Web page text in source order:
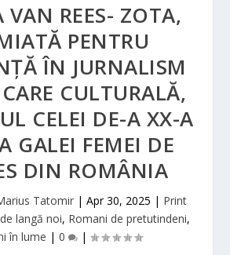
VAN REES- ZOTA,
PENTRU
ÎN JURNALISM
CULTURALĂ,
CELEI DE-A XX-A
GALEI FEMEI DE
DIN ROMÂNIA
Tatomir | Apr 30, 2025 | Print
langă noi, Romani de pretutindeni,
în lume | 0 |